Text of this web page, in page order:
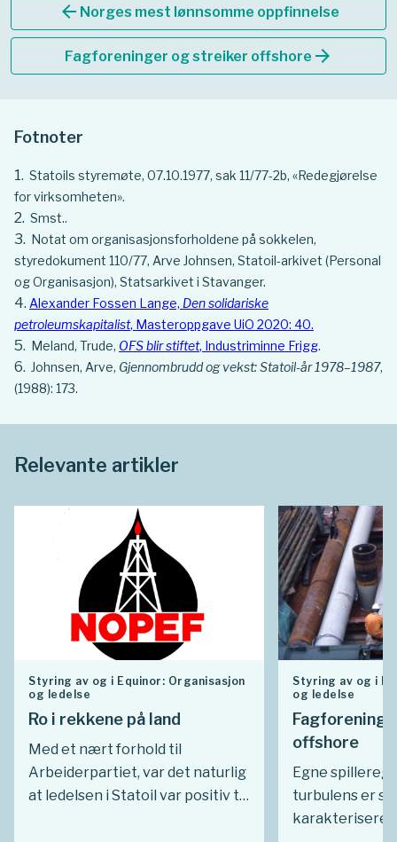
arrow_back Norges mest lønnsomme oppfinnelse
Fagforeninger og streiker offshore arrow_forward
Fotnoter
Statoils styremøte, 07.10.1977, sak 11/77-2b, «Redegjørelse
for virksomheten».
Smst..
Notat om organisasjonsforholdene på sokkelen,
styredokument 110/77, Arve Johnsen, Statoil-arkivet (Personal
og Organisasjon), Statsarkivet i Stavanger.
Alexander Fossen Lange, Den solidariske
petroleumskapitalist, Masteroppgave UiO 2020: 40.
Meland, Trude, OFS blir stiftet, Industriminne Frigg.
Johnsen, Arve, Gjennombrudd og vekst: Statoil-år 1978–1987,
(1988): 173.
Relevante artikler
Styring av og i Equinor: Organisasjon
og ledelse
Ro i rekkene på land
Med et nært forhold til
Arbeiderpartiet, var det naturlig
at ledelsen i Statoil var positiv til
Styring av og i
og ledelse
offshore
Egne
turbulens er
karakteriserer